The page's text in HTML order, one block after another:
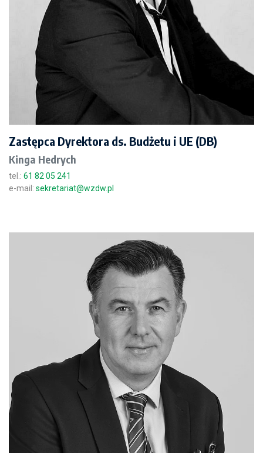
Zastępca Dyrektora ds. Budżetu i UE (DB)
Kinga Hedrych
tel.: 61 82 05 241
e-mail: sekretariat@wzdw.pl